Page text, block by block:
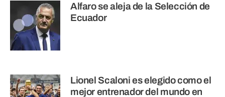
Alfaro se aleja de la Selección de
Ecuador
Lionel Scaloni es elegido como el
mejor entrenador del mundo en